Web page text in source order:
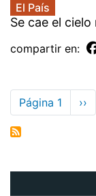
El País
Se cae el
compartir en:
Paginación
Página 1 ››